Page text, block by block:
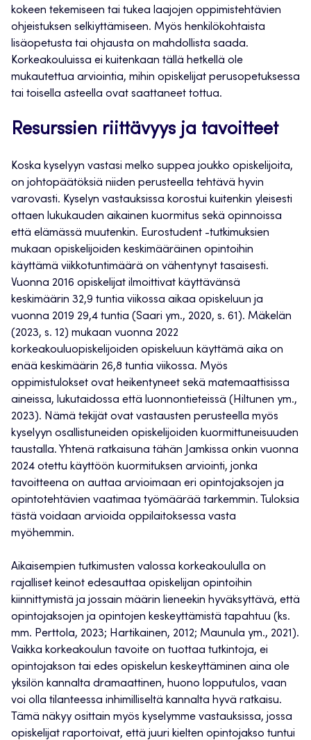
kokeen tekemiseen tai tukea laajojen oppimistehtävien
ohjeistuksen selkiyttämiseen. Myös henkilökohtaista
lisäopetusta tai ohjausta on mahdollista saada.
Korkeakouluissa ei kuitenkaan tällä hetkellä ole
mukautettua arviointia, mihin opiskelijat perusopetuksessa
tai toisella asteella ovat saattaneet tottua.
Resurssien riittävyys ja tavoitteet
Koska kyselyyn vastasi melko suppea joukko opiskelijoita,
on johtopäätöksiä niiden perusteella tehtävä hyvin
varovasti. Kyselyn vastauksissa korostui kuitenkin yleisesti
ottaen lukukauden aikainen kuormitus sekä opinnoissa
että elämässä muutenkin. Eurostudent -tutkimuksien
mukaan opiskelijoiden keskimääräinen opintoihin
käyttämä viikkotuntimäärä on vähentynyt tasaisesti.
Vuonna 2016 opiskelijat ilmoittivat käyttävänsä
keskimäärin 32,9 tuntia viikossa aikaa opiskeluun ja
vuonna 2019 29,4 tuntia (Saari ym., 2020, s. 61). Mäkelän
(2023, s. 12) mukaan vuonna 2022
korkeakouluopiskelijoiden opiskeluun käyttämä aika on
enää keskimäärin 26,8 tuntia viikossa. Myös
oppimistulokset ovat heikentyneet sekä matemaattisissa
aineissa, lukutaidossa että luonnontieteissä (Hiltunen ym.,
2023). Nämä tekijät ovat vastausten perusteella myös
kyselyyn osallistuneiden opiskelijoiden kuormittuneisuuden
taustalla. Yhtenä ratkaisuna tähän Jamkissa onkin vuonna
2024 otettu käyttöön kuormituksen arviointi, jonka
tavoitteena on auttaa arvioimaan eri opintojaksojen ja
opintotehtävien vaatimaa työmäärää tarkemmin. Tuloksia
tästä voidaan arvioida oppilaitoksessa vasta
myöhemmin.
Aikaisempien tutkimusten valossa korkeakoululla on
rajalliset keinot edesauttaa opiskelijan opintoihin
kiinnittymistä ja jossain määrin lieneekin hyväksyttävä, että
opintojaksojen ja opintojen keskeyttämistä tapahtuu (ks.
mm. Perttola, 2023; Hartikainen, 2012; Maunula ym., 2021).
Vaikka korkeakoulun tavoite on tuottaa tutkintoja, ei
opintojakson tai edes opiskelun keskeyttäminen aina ole
yksilön kannalta dramaattinen, huono lopputulos, vaan
voi olla tilanteessa inhimilliseltä kannalta hyvä ratkaisu.
Tämä näkyy osittain myös kyselymme vastauksissa, jossa
opiskelijat raportoivat, että juuri kielten opintojakso tuntui